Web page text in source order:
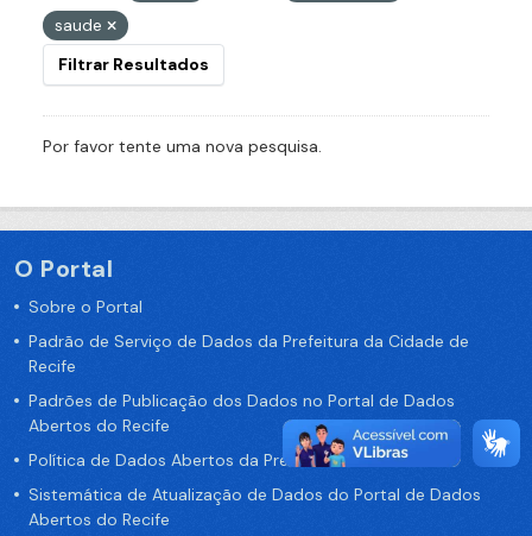
saude
Filtrar Resultados
Por favor tente uma nova pesquisa.
O Portal
Sobre o Portal
Padrão de Serviço de Dados da Prefeitura da Cidade de
Recife
Padrões de Publicação dos Dados no Portal de Dados
Abertos do Recife
Política de Dados Abertos da Prefeitura do Recife
Sistemática de Atualização de Dados do Portal de Dados
Abertos do Recife